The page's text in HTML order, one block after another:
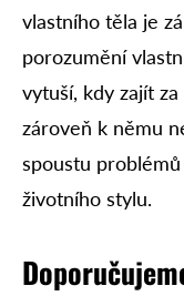
vlastního těla je
porozumění
vytuší, kdy zajít
zároveň k němu
spoustu
životního stylu.